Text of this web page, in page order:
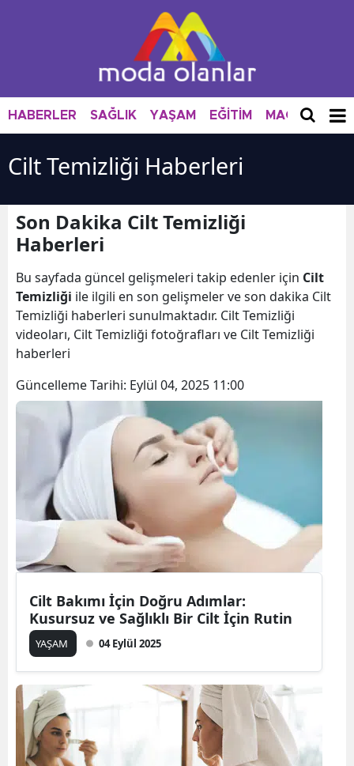
HABERLER SAĞLIK YAŞAM EĞİTİM MAGAZİN
Cilt Temizliği Haberleri
Son Dakika Cilt Temizliği
Haberleri
Bu sayfada güncel gelişmeleri takip edenler için Cilt
Temizliği ile ilgili en son gelişmeler ve son dakika Cilt
Temizliği haberleri sunulmaktadır. Cilt Temizliği
videoları, Cilt Temizliği fotoğrafları ve Cilt Temizliği
haberleri
Güncelleme Tarihi: Eylül 04, 2025 11:00
Cilt Bakımı İçin Doğru Adımlar:
Kusursuz ve Sağlıklı Bir Cilt İçin Rutin
YAŞAM 04 Eylül 2025